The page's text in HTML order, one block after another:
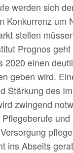
werden sich
Konkurrenz um
stellen
Prognos
2020 einen
geben wird.
Stärkung des
zwingend
ins Abseits